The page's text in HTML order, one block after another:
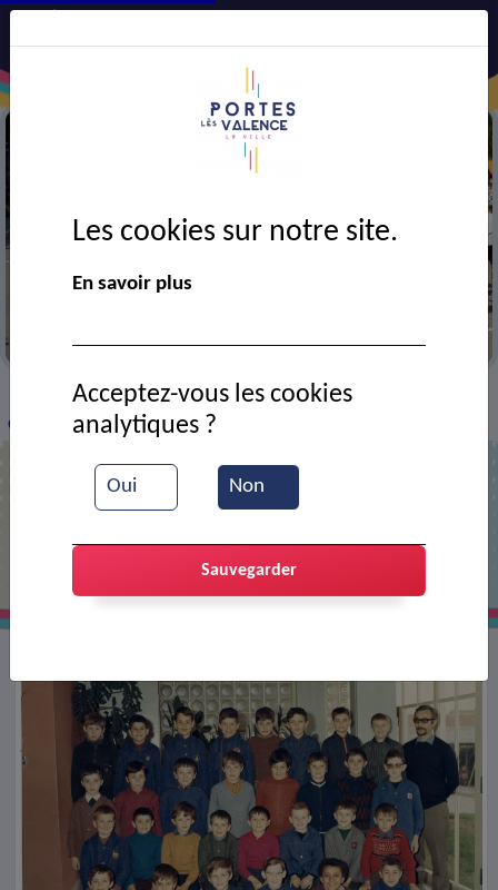
> VIE MUNICIPALE > Ressources documentaires
Classe cm1 de l'école Joliot-Curie
Les cookies sur notre site.
En savoir plus
Oui Non
Acceptez-vous les cookies
analytiques ?
Sauvegarder